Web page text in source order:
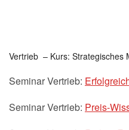
Vertrieb – Kurs: Strategisches
Seminar Vertrieb:
Seminar Vertrieb: Preis-